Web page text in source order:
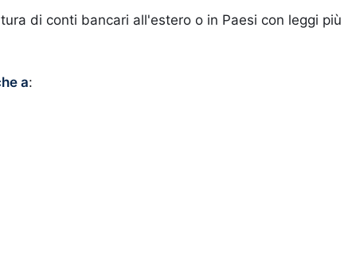
di conti bancari all'estero o in Paesi con leggi più
a: